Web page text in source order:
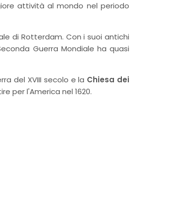
attività al mondo nel periodo
di Rotterdam. Con i suoi antichi
Guerra Mondiale ha quasi
del XVIII secolo e la Chiesa dei
per l'America nel 1620.